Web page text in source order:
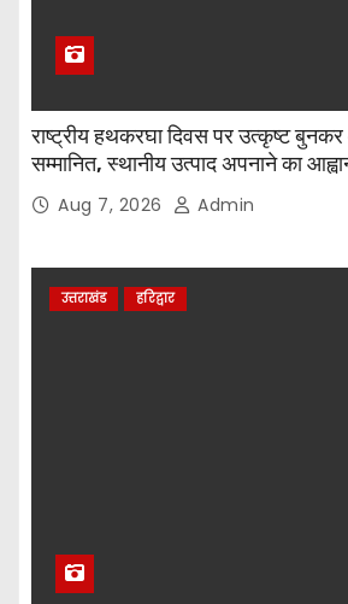
राष्ट्रीय हथकरघा दिवस पर उत्कृष्ट
सम्मानित, स्थानीय उत्पाद अपनाने का
Aug 7, 2026 Admin
उत्तराखंड हरिद्वार